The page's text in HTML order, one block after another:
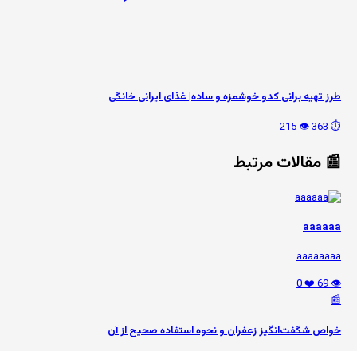
طرز تهیه برانی کدو خوشمزه و ساده| غذای ایرانی خانگی
⏱️ 363
👁️ 215
📰 مقالات مرتبط
aaaaaa
aaaaaaaa
👁️ 69
❤️ 0
📰
خواص شگفت‌انگیز زعفران و نحوه استفاده صحیح از آن